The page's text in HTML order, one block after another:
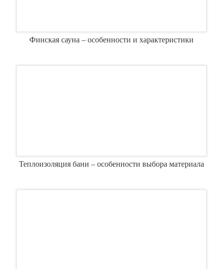
Финская сауна – особенности и характеристики
Теплоизоляция бани – особенности выбора материала